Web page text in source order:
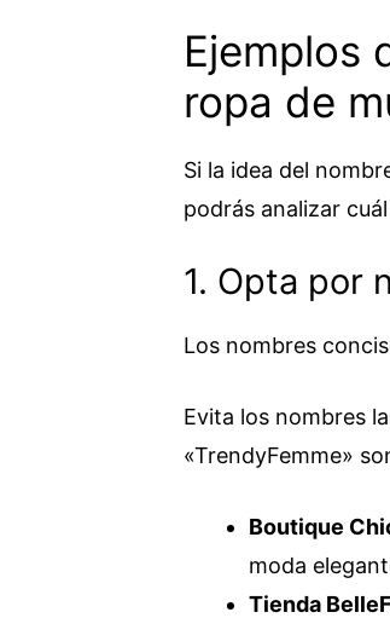
Ejemplos
ropa de
Si la idea del
podrás analizar
1. Opta por
Los nombres
Evita los nombres
«TrendyFemme»
Boutique
moda
Tienda